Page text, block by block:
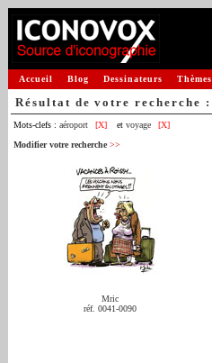
Accueil Blog Dessinateurs Thèmes
Résultat de votre recherche :
Mots-clefs : aéroport [X] et voyage
[X]
Modifier votre recherche >>
Mric
réf. 0041-0090